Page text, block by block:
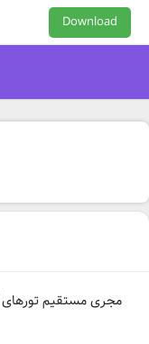
Download
مجری مستقیم تورهای